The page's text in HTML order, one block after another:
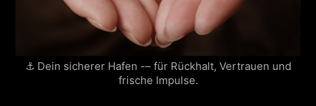
⚓ Dein sicherer Hafen -– für Rückhalt, Vertrauen und
frische Impulse.